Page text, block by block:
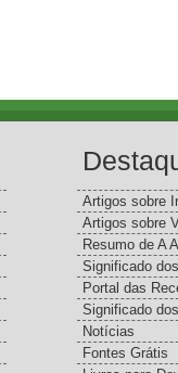
Artigos sobre
Artigos sobre
Resumo de A
Significado
Portal das
Significado
Notícias
Fontes Grátis